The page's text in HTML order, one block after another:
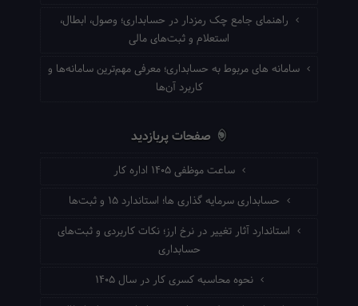
راهنمای جامع چک رمزدار در حسابداری؛ وصول، ابطال،
استعلام و ثبت‌های مالی
سامانه های مربوط به حسابداری؛ معرفی مهم‌ترین سامانه‌ها و
کاربرد آن‌ها
صفحات پربازدید
ساعت موظفی ۱۴۰۵ اداره کار
حسابداری سرمایه گذاری ها؛ استاندارد ۱۵ و ثبت‌ها
استاندارد آثار تغییر در نرخ ارز؛ نکات کاربردی و ثبت‌های
حسابداری
نحوه محاسبه کسری کار در سال ۱۴۰۵